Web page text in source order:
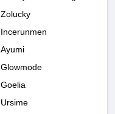
Zolucky
Incerunmen
Ayumi
Glowmode
Goelia
Ursime